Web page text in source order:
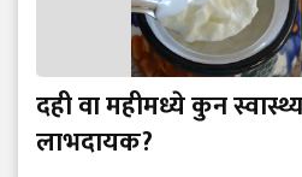
दही वा महीमध्ये कुन
लाभदायक?